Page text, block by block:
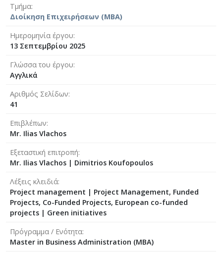
Τμήμα
Διοίκηση Επιχειρήσεων (MBA)
Ημερομηνία έργου
13 Σεπτεμβρίου 2025
Γλώσσα του έργου
Αγγλικά
Αριθμός Σελίδων
41
Επιβλέπων
Mr. Ilias Vlachos
Εξεταστική επιτροπή
Mr. Ilias Vlachos | Dimitrios Koufopoulos
Λέξεις κλειδιά
Project management | Project Management, Funded
Projects, Co-Funded Projects, European co-funded
projects | Green initiatives
Πρόγραμμα / Ενότητα
Master in Business Administration (MBA)